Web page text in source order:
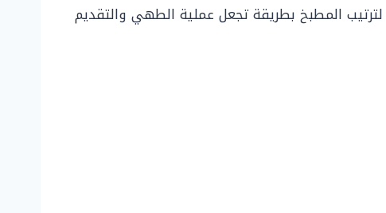
المطبخ بطريقة تجعل عملية الطهي والتقديم